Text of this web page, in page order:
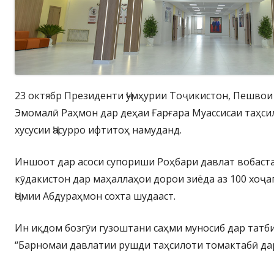
23 октябр Президенти Ҷумҳурии Тоҷикистон,
Эмомалӣ Раҳмон дар деҳаи Ғарғара Муассисаи
хусусии Ҷасурро ифтитоҳ намуданд.
Иншоот дар асоси супориши Роҳбари давлат
кӯдакистон дар маҳаллаҳои дорои зиёда аз 100
Ҷомии Абдураҳмон сохта шудааст.
Ин иқдом бозгӯи гузоштани саҳми муносиб дар
“Барномаи давлатии рушди таҳсилоти томактабӣ